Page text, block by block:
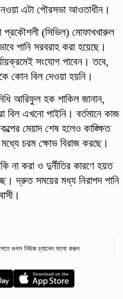
এটা পৌরসভা আওতাধীন।
প্রকৌশলী (সিভিল) মোফাখখারুল
পানি সরবরাহ করা হয়েছে।
সংযোগ পাবেন। তবে,
কোন বিল দেওয়া হয়নি।
আরিফুল হক শাকিল জানান,
এখনো পাইনি। বর্তমানে কাজ
মেয়াদ শেষ হলেও কাঙ্ক্ষিত
মধ্যে চরম ক্ষোভ বিরাজ করছে।
না করা ও দুর্নীতির কারণে হয়ত
দ্রুত সময়ের মধ্য নিরাপদ পানি
গুগল নিউজ চ্যানেল ফলো করুন